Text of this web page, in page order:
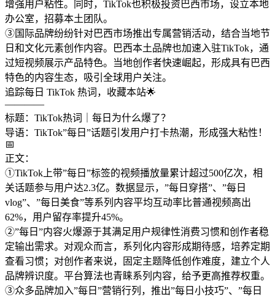
增强用户粘性。同时，TikTok也积极投资巴西市场，设立本地
办公室，招募本土团队。
③国际品牌纷纷针对巴西市场推出专属营销活动，结合当地节
日和文化元素创作内容。巴西本土品牌也加速入驻TikTok，通
过短视频展示产品特色。当地创作者快速崛起，形成具有巴西
特色的内容生态，吸引全球用户关注。
追踪每日 TikTok 热词，收藏本站🌟
————
标题：TikTok热词｜每日为什么爆了？
导语：TikTok”每日”话题引发用户打卡热潮，形成强大粘性！
📅
正文：
①TikTok上带”每日”标签的视频播放量累计超过500亿次，相
关话题参与用户达2.3亿。数据显示，”每日穿搭”、”每日
vlog”、”每日美食”等系列内容平均互动率比普通视频高出
62%，用户留存率提升45%。
②”每日”内容火爆源于其满足用户规律性消费习惯和创作者稳
定输出需求。对观众而言，系列化内容形成期待感，培养定期
查看习惯；对创作者来说，固定主题降低创作难度，建立个人
品牌辨识度。平台算法也青睐系列内容，给予更高推荐权重。
③众多品牌加入”每日”营销行列，推出”每日小技巧”、”每日